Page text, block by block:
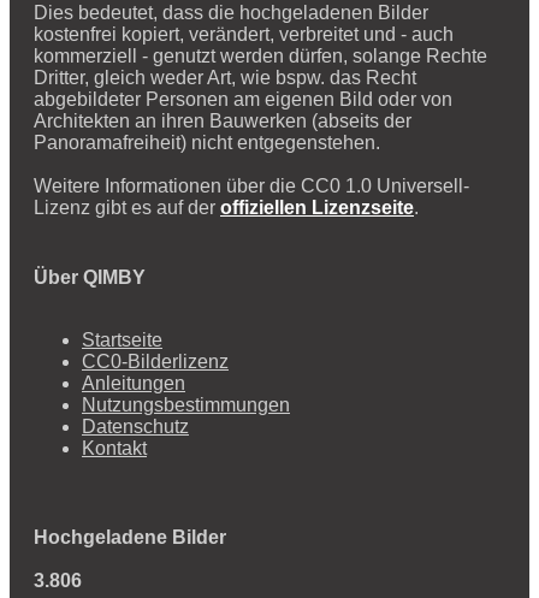
Dies bedeutet, dass die hochgeladenen Bilder
kostenfrei kopiert, verändert, verbreitet und - auch
kommerziell - genutzt werden dürfen, solange Rechte
Dritter, gleich weder Art, wie bspw. das Recht
abgebildeter Personen am eigenen Bild oder von
Architekten an ihren Bauwerken (abseits der
Panoramafreiheit) nicht entgegenstehen.
Weitere Informationen über die CC0 1.0 Universell-
Lizenz gibt es auf der offiziellen Lizenzseite.
Über QIMBY
Startseite
CC0-Bilderlizenz
Anleitungen
Nutzungsbestimmungen
Datenschutz
Kontakt
Hochgeladene Bilder
3.806